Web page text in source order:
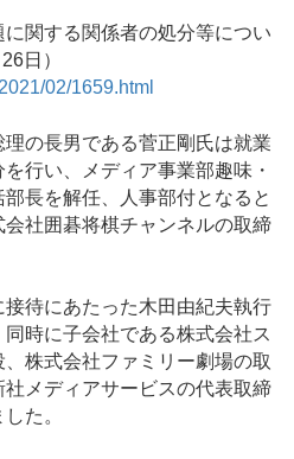
関する関係者の処分等につい
日）
02/1659.html
の長男である菅正剛氏は就業
行い、メディア事業部趣味・
長を解任、人事部付となると
社囲碁将棋チャンネルの取締
待にあたった木田由紀夫執行
時に子会社である株式会社ス
株式会社ファミリー劇場の取
メディアサービスの代表取締
た。